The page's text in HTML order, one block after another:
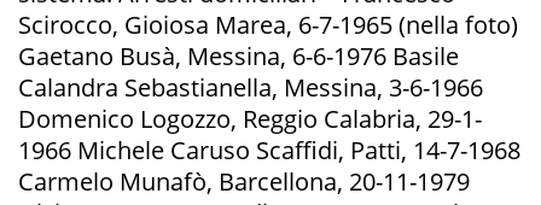
Scirocco, Gioiosa Marea, 6-7-1965 (nella foto)
Gaetano Busà, Messina, 6-6-1976 Basile
Calandra Sebastianella, Messina, 3-6-1966
Domenico Logozzo, Reggio Calabria, 29-1-
1966 Michele Caruso Scaffidi, Patti, 14-7-1968
Carmelo Munafò, Barcellona, 20-11-1979